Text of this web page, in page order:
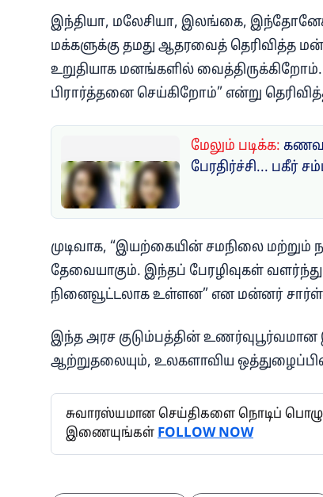
இந்தியா, மலேசியா, இலங்கை,
மக்களுக்கு தமது ஆதரவைத் தெரிவித்த
உறுதியாக மனங்களில்
பிரார்த்தனை செய்கிறோம்” என்று
மேலும் படிக்க:
பேரதிர்ச்சி... பகீர்
முடிவாக, “இயற்கையின் சமநிலை
தேவையாகும். இந்தப் பேரழிவுகள்
நினைவூட்டலாக உள்ளன” என மன்னர் சார்ள்ஸ்
இந்த அரச குடும்பத்தின் உணர்வுபூர்வமான
ஆற்றுதலையும், உலகளாவிய
சுவாரஸ்யமான செய்திகளை நொடிப்
இணையுங்கள்FOLLOW NOW